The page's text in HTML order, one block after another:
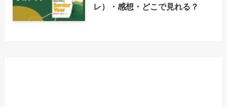
レ）・感想・どこで見れる？